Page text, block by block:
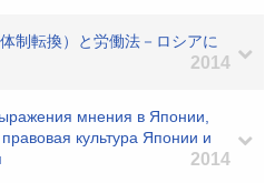
制転換）と労働法－ロシアに
2014
мнения в Японии,
культура Японии и
2014